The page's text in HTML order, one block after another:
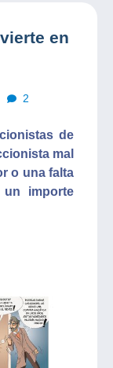
en
2
de
mal
o una falta
un importe